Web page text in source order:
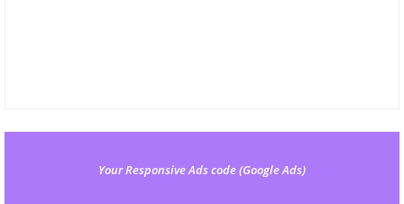
Your Responsive Ads code (Google Ads)